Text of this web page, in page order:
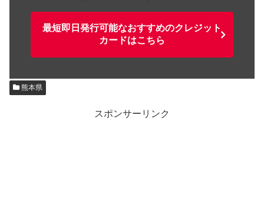
最短即日発行可能なおすすめのクレジット
カードはこちら
熊本県
スポンサーリンク